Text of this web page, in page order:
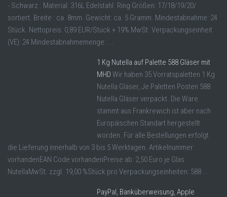
- Schwarz . Material: 316L Edelstahl. Ring Größen: 17/18/19/20/
sortiert. Breite : ca. 8mm. Gewicht: ca. 5 Gramm. Mindestabnahme: 24
Stück. Nettopreis: 0,89 EUR/Stück + 19% MwSt. Verpackungseinheit
(VE): 24 Mindestabnahmemenge: ...
1 Kg Nutella auf Palette 588 Gläser mit
MHD Wir haben 35 Vorratspaletten 1 Kg
Nutella Gläser, Je Paletten Posten 588
Nutella Gläser verpackt. Die Ware
stammt aus Frankrewich ist aber nach
Europäischen Standart hergestellt
worden. Für alle Bestellungen erfolgt
die Lieferung innerhalb von 3 bis 5 Werktagen. Artikelnummer:
vorhandenEAN Code vorhandenPreise ab: 2,50 Euro je Glas
NutellaMwSt. zzgl. 19,00 %Stück pro Verpackungseinheiten: 588 ...
PayPal, Banküberweisung, Apple